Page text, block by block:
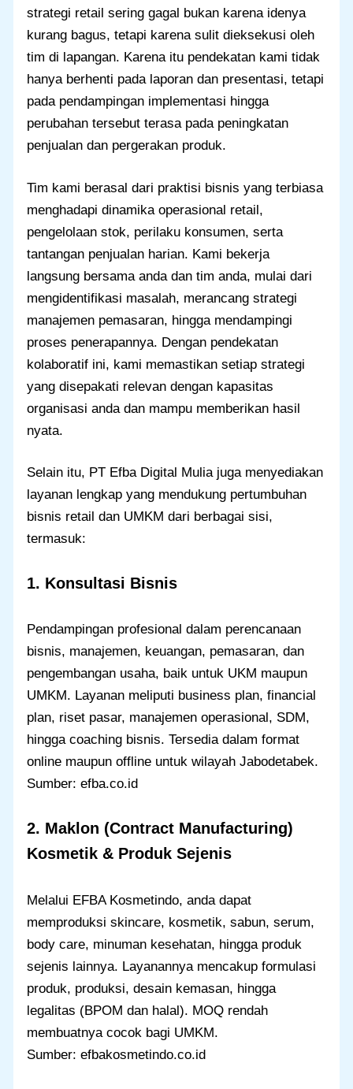
strategi retail sering gagal bukan karena idenya
kurang bagus, tetapi karena sulit dieksekusi oleh
tim di lapangan. Karena itu pendekatan kami tidak
hanya berhenti pada laporan dan presentasi, tetapi
pada pendampingan implementasi hingga
perubahan tersebut terasa pada peningkatan
penjualan dan pergerakan produk.
Tim kami berasal dari praktisi bisnis yang terbiasa
menghadapi dinamika operasional retail,
pengelolaan stok, perilaku konsumen, serta
tantangan penjualan harian. Kami bekerja
langsung bersama anda dan tim anda, mulai dari
mengidentifikasi masalah, merancang strategi
manajemen pemasaran, hingga mendampingi
proses penerapannya. Dengan pendekatan
kolaboratif ini, kami memastikan setiap strategi
yang disepakati relevan dengan kapasitas
organisasi anda dan mampu memberikan hasil
nyata.
Selain itu, PT Efba Digital Mulia juga menyediakan
layanan lengkap yang mendukung pertumbuhan
bisnis retail dan UMKM dari berbagai sisi,
termasuk:
1. Konsultasi Bisnis
Pendampingan profesional dalam perencanaan
bisnis, manajemen, keuangan, pemasaran, dan
pengembangan usaha, baik untuk UKM maupun
UMKM. Layanan meliputi business plan, financial
plan, riset pasar, manajemen operasional, SDM,
hingga coaching bisnis. Tersedia dalam format
online maupun offline untuk wilayah Jabodetabek.
Sumber: efba.co.id
2. Maklon (Contract Manufacturing)
Kosmetik & Produk Sejenis
Melalui EFBA Kosmetindo, anda dapat
memproduksi skincare, kosmetik, sabun, serum,
body care, minuman kesehatan, hingga produk
sejenis lainnya. Layanannya mencakup formulasi
produk, produksi, desain kemasan, hingga
legalitas (BPOM dan halal). MOQ rendah
membuatnya cocok bagi UMKM.
Sumber: efbakosmetindo.co.id